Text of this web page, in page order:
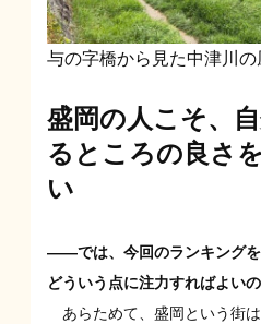
与の字橋から見た中津川の
盛岡の人こそ、
るところの良さ
い
——では、今回のランキング
どういう点に注力すればよい
あらためて、盛岡という街